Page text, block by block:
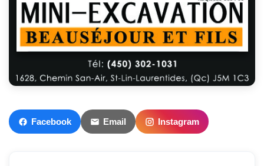
Facebook Email Instagram